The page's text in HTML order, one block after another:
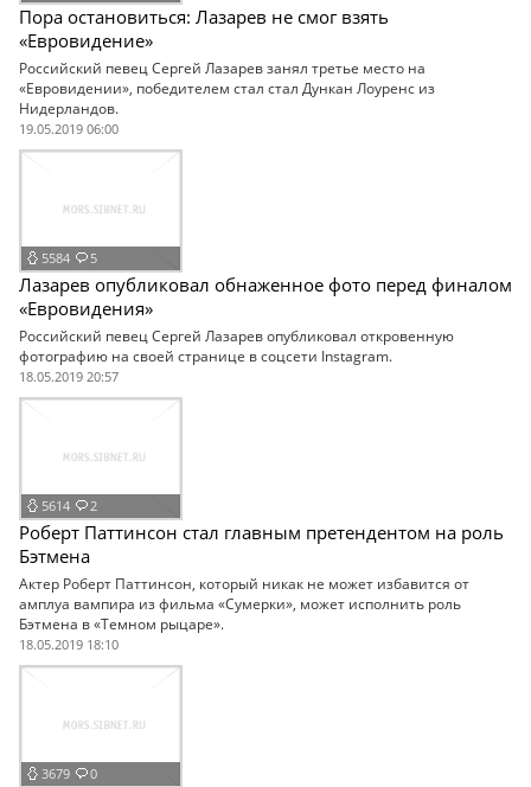
Пора остановиться: Лазарев не смог взять
«Евровидение»
Российский певец Сергей Лазарев занял третье место на
«Евровидении», победителем стал стал Дункан Лоуренс из
Нидерландов.
19.05.2019 06:00
5584 5
Лазарев опубликовал обнаженное фото перед финалом
«Евровидения»
Российский певец Сергей Лазарев опубликовал откровенную
фотографию на своей странице в соцсети Instagram.
18.05.2019 20:57
5614 2
Роберт Паттинсон стал главным претендентом на роль
Бэтмена
Актер Роберт Паттинсон, который никак не может избавится от
амплуа вампира из фильма «Сумерки», может исполнить роль
Бэтмена в «Темном рыцаре».
18.05.2019 18:10
3679 0